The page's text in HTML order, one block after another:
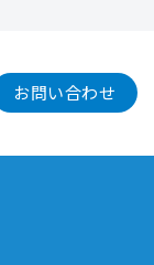
お問い合わせ